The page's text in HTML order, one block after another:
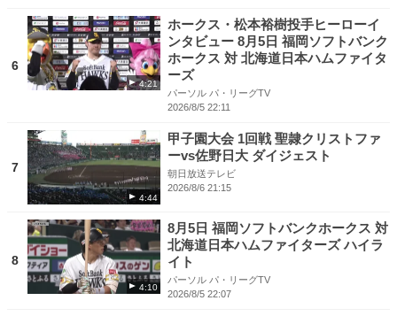
6
4:21
ホークス・松本裕樹投手ヒーローイ
ンタビュー 8月5日 福岡ソフトバンク
ホークス 対 北海道日本ハムファイタ
ーズ
パーソル パ・リーグTV
2026/8/5 22:11
7
4:44
甲子園大会 1回戦 聖隷クリストファ
ーvs佐野日大 ダイジェスト
朝日放送テレビ
2026/8/6 21:15
8
4:10
8月5日 福岡ソフトバンクホークス 対
北海道日本ハムファイターズ ハイラ
イト
パーソル パ・リーグTV
2026/8/5 22:07